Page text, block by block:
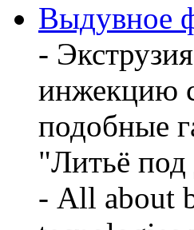
Выдувное
-
инжекцию
подобные
"Литьё
- All about